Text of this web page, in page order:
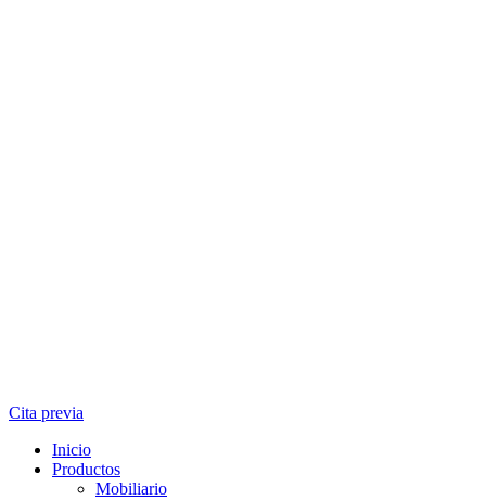
Cita previa
Inicio
Productos
Mobiliario